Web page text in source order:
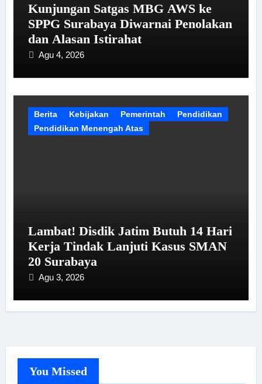
Kunjungan Satgas MBG AWS ke
SPPG Surabaya Diwarnai Penolakan
dan Alasan Istirahat
Agu 4, 2026
Berita Kebijakan Pemerintah
Pendidikan
Pendidikan Menengah Atas
Lambat! Disdik Jatim Butuh 14 Hari
Kerja Tindak Lanjuti Kasus SMAN
20 Surabaya
Agu 3, 2026
You Missed